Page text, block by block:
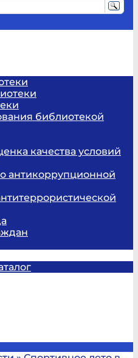
библиотекой
качества условий
антикоррупционной